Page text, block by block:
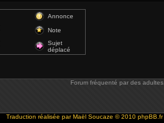
Annonce
Note
Sujet
déplacé
Forum fréquenté par des adultes.
Traduction réalisée parMaël Soucaze © 2010 phpBB.fr